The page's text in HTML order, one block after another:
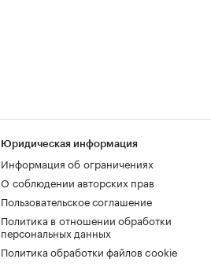
Юридическая информация
Информация об ограничениях
О соблюдении авторских прав
Пользовательское соглашение
Политика в отношении обработки
персональных данных
Политика обработки файлов cookie